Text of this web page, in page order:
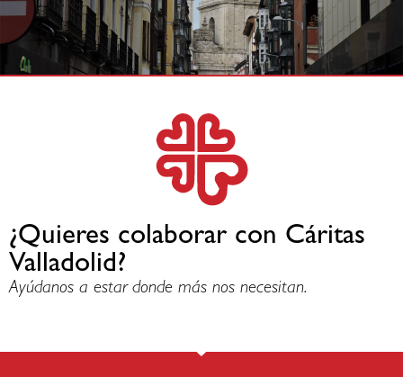
¿Quieres colaborar con Cáritas
Valladolid?
Ayúdanos a estar donde más nos necesitan.